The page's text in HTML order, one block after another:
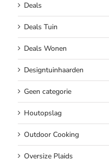
Deals
Deals Tuin
Deals Wonen
Designtuinhaarden
Geen categorie
Houtopslag
Outdoor Cooking
Oversize Plaids